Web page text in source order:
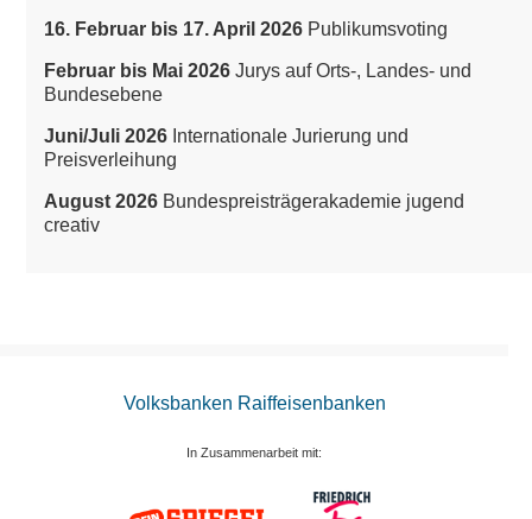
16. Februar bis 17. April 2026 Publikumsvoting
Februar bis Mai 2026 Jurys auf Orts-, Landes- und
Bundesebene
Juni/Juli 2026 Internationale Jurierung und
Preisverleihung
August 2026 Bundespreisträgerakademie jugend
creativ
Volksbanken Raiffeisenbanken
In Zusammenarbeit mit: